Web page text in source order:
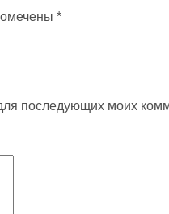
*
последующих моих